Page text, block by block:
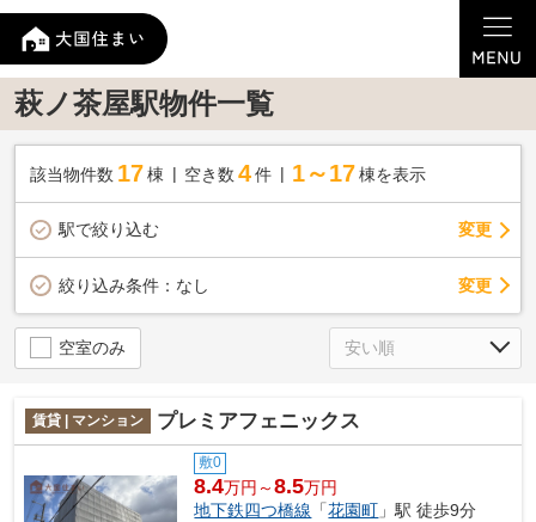
萩ノ茶屋駅物件一覧
該当物件数 17棟 空き数 4 件 1～17 棟を表示
駅で絞り込む 変更
絞り込み条件： なし 変更
空室のみ
賃貸 | マンション プレミアフェニックス
敷0
8.4万円～8.5万円
地下鉄四つ橋線 「花園町 」駅 徒歩9分